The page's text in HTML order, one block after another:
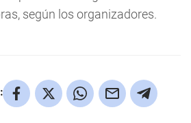
según los organizadores.